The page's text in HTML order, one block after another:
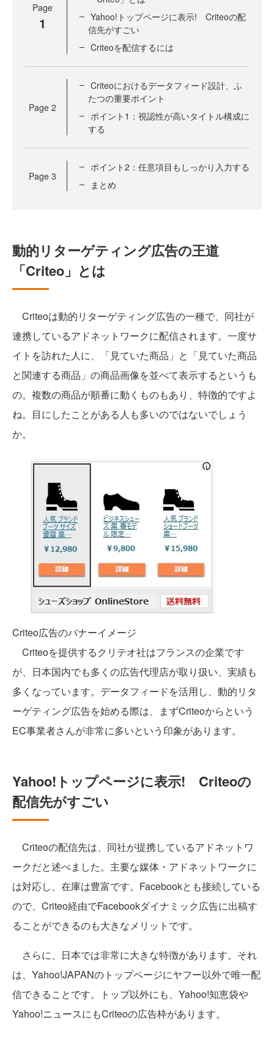
Page
1
Yahoo!トップページに表示! Criteoの配
信先がすごい
Criteoを配信するには
Page 2
Criteoにおけるデータフィード設計、ふ
たつの重要ポイント
ポイント1：視認性が高いタイトル構成に
する
Page 3
ポイント2：任意項目もしっかり入力する
まとめ
動的リターゲティング広告の王道
「Criteo」とは
Criteoは動的リターゲティング広告の一種で、同社が
連携しているアドネットワークに配信されます。一度サ
イトを訪れた人に、「見ていた商品」と「見ていた商品
と関連する商品」の商品画像を並べて表示するというも
の。複数の商品が順番に動くものもあり、特徴的ですよ
ね。目にしたことがある人も多いのではないでしょう
か。
Criteo広告のバナーイメージ
Criteoを提供するクリテオ社はフランスの企業です
が、日本国内でも多くの広告代理店が取り扱い、実績も
多くなっています。データフィードを活用し、動的リタ
ーゲティング広告を始める際は、まずCriteoからという
EC事業者さんが非常に多いという印象があります。
Yahoo!トップページに表示! Criteoの
配信先がすごい
Criteoの配信先は、同社が提携しているアドネットワ
ークだと述べました。主要な媒体・アドネットワークに
は対応し、在庫は豊富です。Facebookとも接続している
ので、Criteo経由でFacebookダイナミック広告に出稿す
ることができるのも大きなメリットです。
さらに、日本では非常に大きな特徴があります。それ
は、Yahoo!JAPANのトップページにヤフー以外で唯一配
信できることです。トップ以外にも、Yahoo!知恵袋や
Yahoo!ニュースにもCriteoの広告枠があります。